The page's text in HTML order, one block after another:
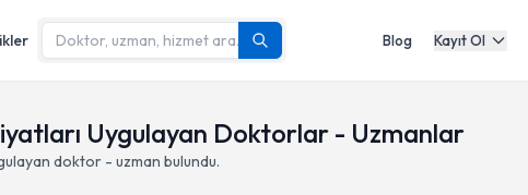
Blog Kayıt Ol
Uygulayan Doktorlar - Uzmanlar
doktor - uzman bulundu.